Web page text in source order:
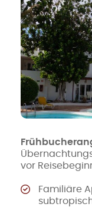
vor
Familiäre